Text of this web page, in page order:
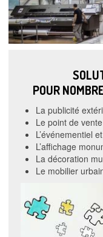
POUR
La publicité
Le point de
L’événementiel
L’affichage
La décoration
Le mobilier